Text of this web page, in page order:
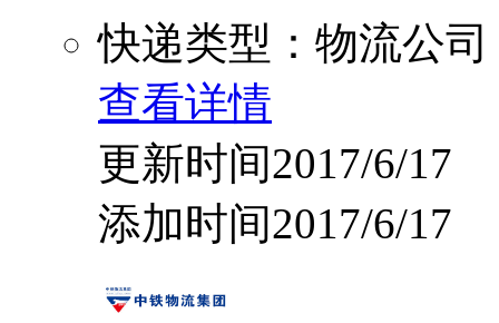
快递类型：物流公司
查看详情
更新时间2017/6/17
添加时间2017/6/17